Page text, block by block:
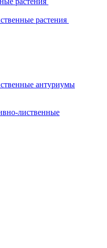
растения
антуриумы
лиственные